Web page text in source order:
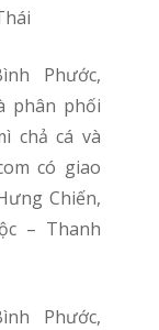
phân phối
chả cá và
có giao
Chiến,
– Thanh